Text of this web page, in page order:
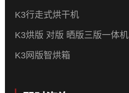
K3行走式烘干机
K3烘版 对版 晒版三版一体机
K3网版智烘箱